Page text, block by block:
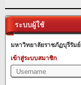
ระบบผู้ใช้
มหาวิทยาลัยราชภัฏบุรีรัมย์
เข้าสู่ระบบสมาชิก